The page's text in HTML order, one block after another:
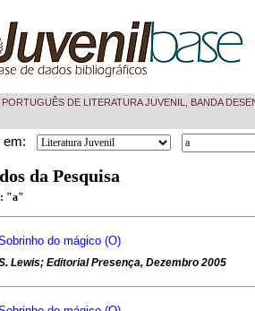
DE LITERATURA JUVENIL, BANDA
em:
da Pesquisa
"a"
do mágico (O)
Lewis; Editorial Presença, Dezembro 2005